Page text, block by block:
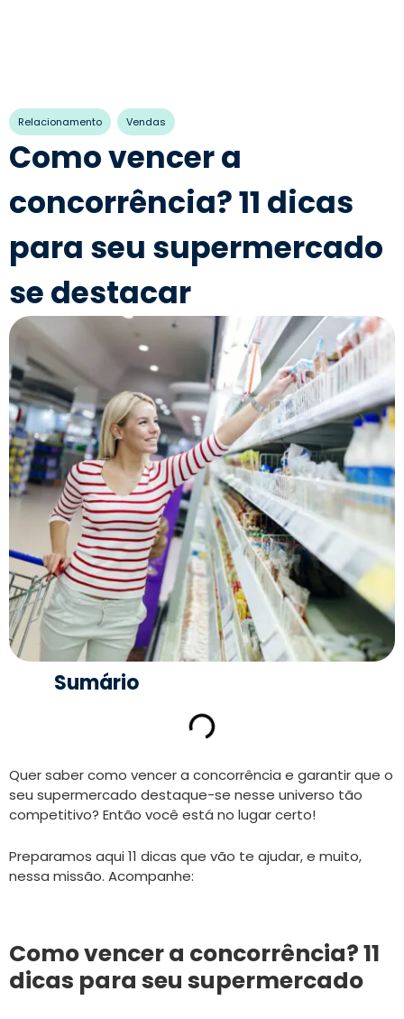
Relacionamento Vendas
Como vencer a
concorrência? 11 dicas
para seu supermercado
se destacar
Sumário
Quer saber como vencer a concorrência e garantir que o
seu supermercado destaque-se nesse universo tão
competitivo? Então você está no lugar certo!
Preparamos aqui 11 dicas que vão te ajudar, e muito,
nessa missão. Acompanhe:
Como vencer a concorrência? 11
dicas para seu supermercado